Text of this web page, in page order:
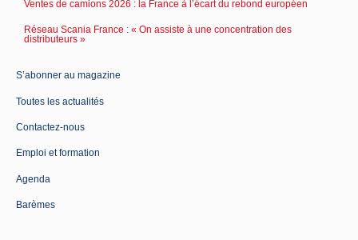
Ventes de camions 2026 : la France à l’écart du rebond européen
Réseau Scania France : « On assiste à une concentration des
distributeurs »
S’abonner au magazine
Toutes les actualités
Contactez-nous
Emploi et formation
Agenda
Barèmes